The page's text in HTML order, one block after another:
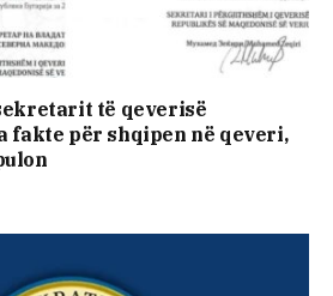
të qeverisë
fakte për shqipen në qeveri,